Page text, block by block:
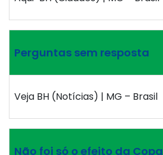
Perguntas sem resposta
Veja BH (Notícias) | MG – Brasil
Não foi só o efeito da Copa